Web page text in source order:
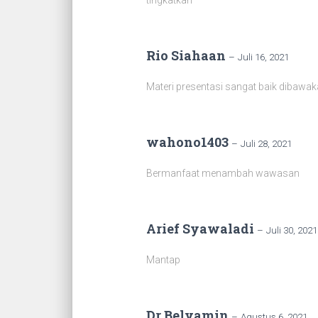
Rio Siahaan – Juli 16, 2021
Materi presentasi sangat baik
wahono1403 – Juli 28, 2021
Bermanfaat menambah wawasan
Arief Syawaladi – Juli 30, 2021
Mantap